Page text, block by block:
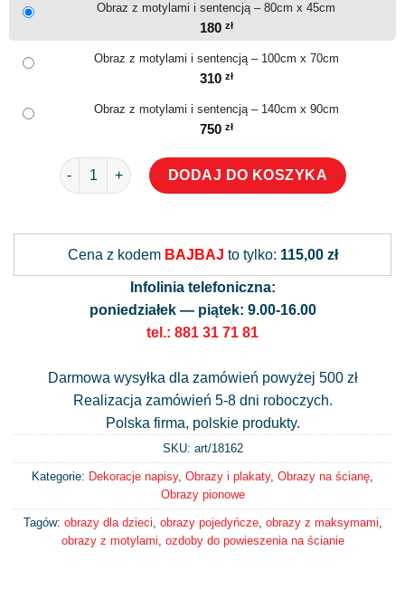
Obraz z motylami i sentencją – 80cm x 45cm
180 zł
Obraz z motylami i sentencją – 100cm x 70cm
310 zł
Obraz z motylami i sentencją – 140cm x 90cm
750 zł
ilość Obraz z motylami i sentencją
DODAJ DO KOSZYKA
Cena z kodem BAJBAJ to tylko: 115,00 zł
Infolinia telefoniczna:
poniedziałek — piątek: 9.00-16.00
tel.: 881 31 71 81
Darmowa wysyłka dla zamówień powyżej 500 zł
Realizacja zamówień 5-8 dni roboczych.
Polska firma, polskie produkty.
SKU: art/18162
Kategorie: Dekoracje napisy, Obrazy i plakaty, Obrazy na ścianę,
Obrazy pionowe
Tagów: obrazy dla dzieci, obrazy pojedyńcze, obrazy z maksymami,
obrazy z motylami, ozdoby do powieszenia na ścianie